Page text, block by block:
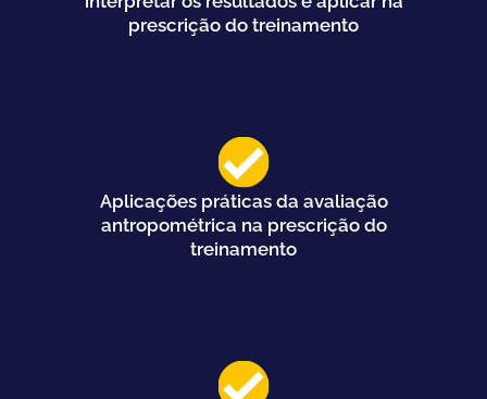
prescrição do treinamento
Aplicações práticas da avaliação
antropométrica na prescrição do
treinamento